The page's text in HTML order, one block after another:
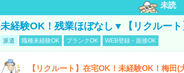
未読
未経験OK！残業ほぼなし▼【リクルー
派遣 職種未経験OK ブランクOK WEB登録・面接OK
【リクルート】在宅OK！未経験OK！梅田(